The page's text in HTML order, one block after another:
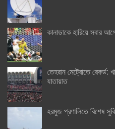
কানাডাকে হারিয়ে সবার
তেহরান মেট্রোতে রেকর্ড:
যাতায়াত
হরমুজ প্রণালিতে বিশেষ